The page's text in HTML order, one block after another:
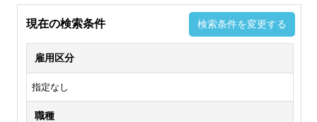
現在の検索条件 検索条件を変更する
雇用区分
指定なし
職種